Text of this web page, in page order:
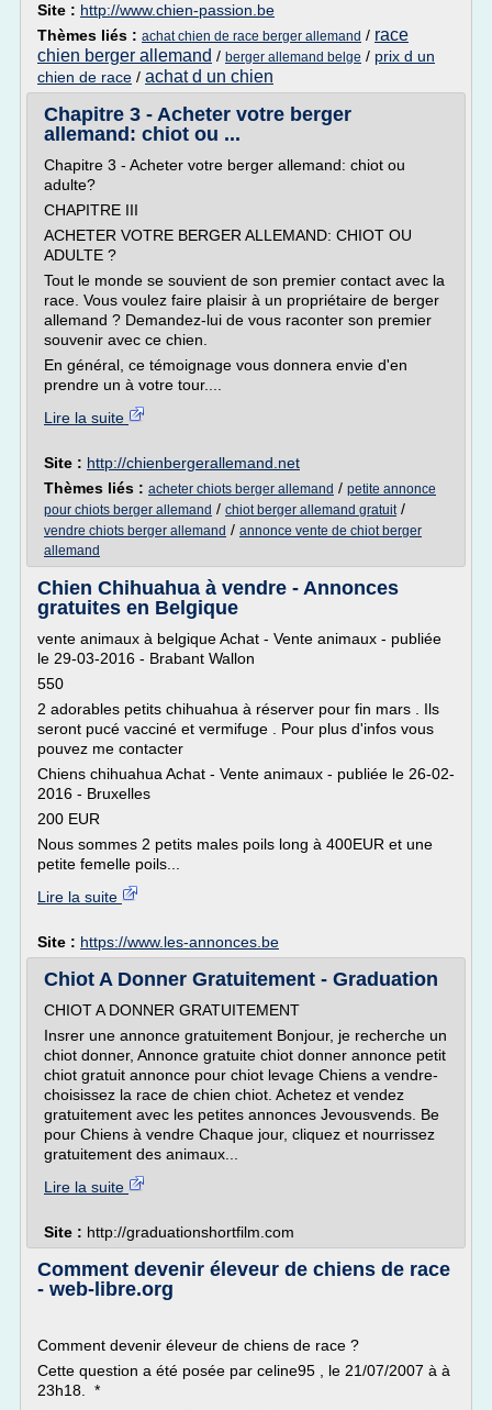
Site : http://www.chien-passion.be
Thèmes liés : achat chien de race berger allemand / race
chien berger allemand / berger allemand belge / prix d un
chien de race / achat d un chien
Chapitre 3 - Acheter votre berger
allemand: chiot ou ...
Chapitre 3 - Acheter votre berger allemand: chiot ou
adulte?
CHAPITRE III
ACHETER VOTRE BERGER ALLEMAND: CHIOT OU
ADULTE ?
Tout le monde se souvient de son premier contact avec la
race. Vous voulez faire plaisir à un propriétaire de berger
allemand ? Demandez-lui de vous raconter son premier
souvenir avec ce chien.
En général, ce témoignage vous donnera envie d'en
prendre un à votre tour....
Lire la suite
Site : http://chienbergerallemand.net
Thèmes liés : acheter chiots berger allemand / petite annonce
pour chiots berger allemand / chiot berger allemand gratuit/
vendre chiots berger allemand / annonce vente de chiot berger
allemand
Chien Chihuahua à vendre - Annonces
gratuites en Belgique
vente animaux à belgique Achat - Vente animaux - publiée
le 29-03-2016 - Brabant Wallon
550
2 adorables petits chihuahua à réserver pour fin mars . Ils
seront pucé vacciné et vermifuge . Pour plus d'infos vous
pouvez me contacter
Chiens chihuahua Achat - Vente animaux - publiée le 26-02-
2016 - Bruxelles
200 EUR
Nous sommes 2 petits males poils long à 400EUR et une
petite femelle poils...
Lire la suite
Site : https://www.les-annonces.be
Chiot A Donner Gratuitement - Graduation
CHIOT A DONNER GRATUITEMENT
Insrer une annonce gratuitement Bonjour, je recherche un
chiot donner, Annonce gratuite chiot donner annonce petit
chiot gratuit annonce pour chiot levage Chiens a vendre-
choisissez la race de chien chiot. Achetez et vendez
gratuitement avec les petites annonces Jevousvends. Be
pour Chiens à vendre Chaque jour, cliquez et nourrissez
gratuitement des animaux...
Lire la suite
Site : http://graduationshortfilm.com
Comment devenir éleveur de chiens de race
- web-libre.org
Comment devenir éleveur de chiens de race ?
Cette question a été posée par celine95 , le 21/07/2007 à à
23h18. *